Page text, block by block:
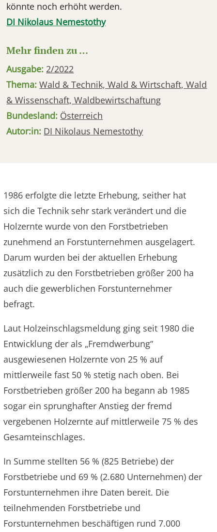
könnte noch erhöht werden.
DI Nikolaus Nemestothy
Mehr finden zu …
Ausgabe: 2/2022
Thema: Wald & Technik, Wald & Wirtschaft, Wald
& Wissenschaft, Waldbewirtschaftung
Bundesland: Österreich
Autor:in: DI Nikolaus Nemestothy
1986 erfolgte die letzte Erhebung, seither hat
sich die Technik sehr stark verändert und die
Holzernte wurde von den Forstbetrieben
zunehmend an Forstunternehmen ausgelagert.
Darum wurden bei der aktuellen Erhebung
zusätzlich zu den Forstbetrieben größer 200 ha
auch die gewerblichen Forstunternehmer
befragt.
Laut Holzeinschlagsmeldung ging seit 1980 die
Entwicklung der als „Fremdwerbung“
ausgewiesenen Holzernte von 25 % auf
mittlerweile fast 50 % stetig nach oben. Bei
Forstbetrieben größer 200 ha begann ab 1985
sogar ein sprunghafter Anstieg der fremd
vergebenen Holzernte auf mittlerweile 75 % des
Gesamteinschlages.
In Summe stellten 56 % (825 Betriebe) der
Forstbetriebe und 69 % (2.680 Unternehmen) der
Forstunternehmen ihre Daten bereit. Die
teilnehmenden Forstbetriebe und
Forstunternehmen beschäftigen rund 7.000